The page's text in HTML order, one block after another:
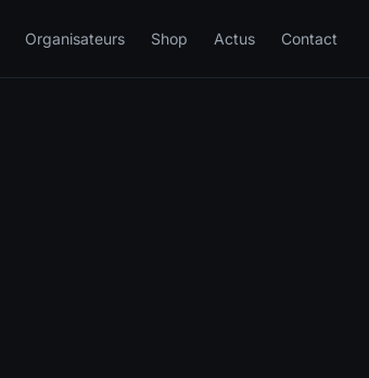
Organisateurs Shop Actus Contact